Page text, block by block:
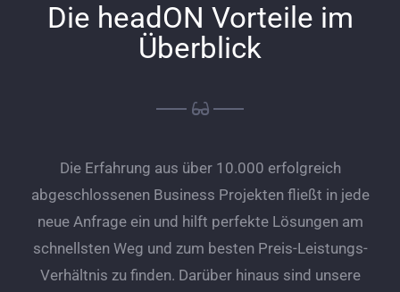
Die headON Vorteile im
Überblick
Die Erfahrung aus über 10.000 erfolgreich
abgeschlossenen Business Projekten fließt in jede
neue Anfrage ein und hilft perfekte Lösungen am
schnellsten Weg und zum besten Preis-Leistungs-
Verhältnis zu finden. Darüber hinaus sind unsere